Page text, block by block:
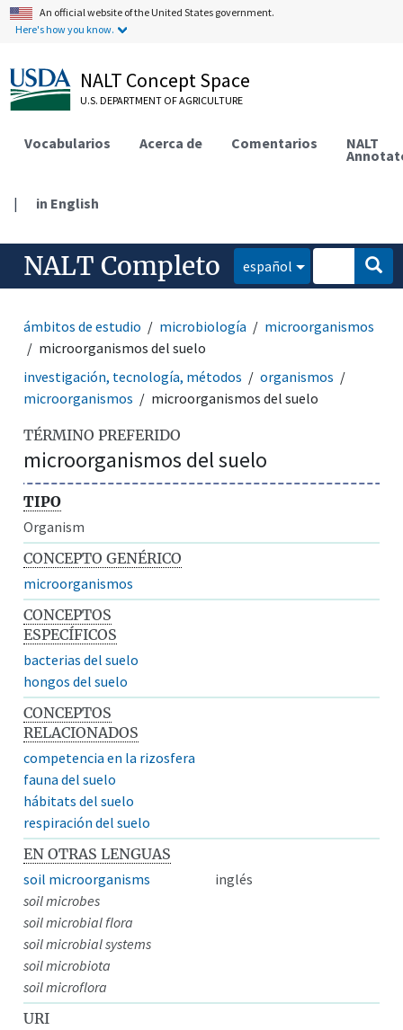
An official website of the United States government.
Here's how you know.
NALT Concept Space
U.S. DEPARTMENT OF AGRICULTURE
Vocabularios Acerca de Comentarios NALT
| in English
NALT Completo español
ámbitos de estudio microbiología
microorganismos
microorganismos del suelo
investigación, tecnología, métodos
organismos
microorganismos
microorganismos del suelo
TÉRMINO PREFERIDO
microorganismos del suelo
TIPO
Organism
CONCEPTO GENÉRICO
microorganismos
CONCEPTOS
ESPECÍFICOS
bacterias del suelo
hongos del suelo
CONCEPTOS
RELACIONADOS
competencia en la rizosfera
fauna del suelo
hábitats del suelo
respiración del suelo
EN OTRAS LENGUAS
soil microorganisms
inglés
soil microbes
soil microbial flora
soil microbial systems
soil microbiota
soil microflora
URI